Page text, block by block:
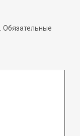
Обязательные